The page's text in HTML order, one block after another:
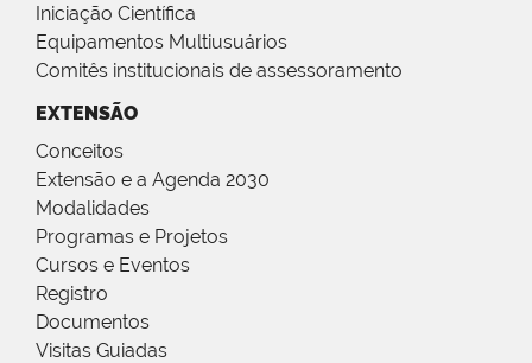
Iniciação Científica
Equipamentos Multiusuários
Comitês institucionais de assessoramento
EXTENSÃO
Conceitos
Extensão e a Agenda 2030
Modalidades
Programas e Projetos
Cursos e Eventos
Registro
Documentos
Visitas Guiadas